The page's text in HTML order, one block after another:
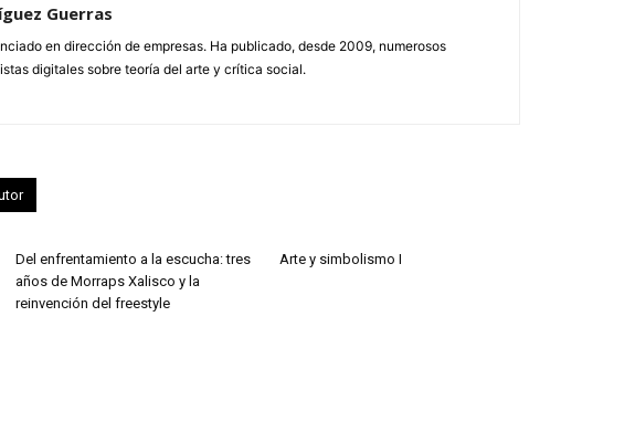
Guerras
en dirección de empresas. Ha publicado, desde 2009, numerosos
digitales sobre teoría del arte y crítica social.
Del enfrentamiento a la escucha: tres
años de Morraps Xalisco y la
reinvención del freestyle
Arte y simbolismo I